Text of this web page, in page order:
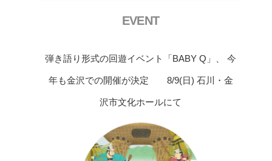
EVENT
弾き語り形式の回遊イベント「BABY Q」、 今
年も金沢での開催が決定 8/9(日) 石川・金
沢市文化ホールにて